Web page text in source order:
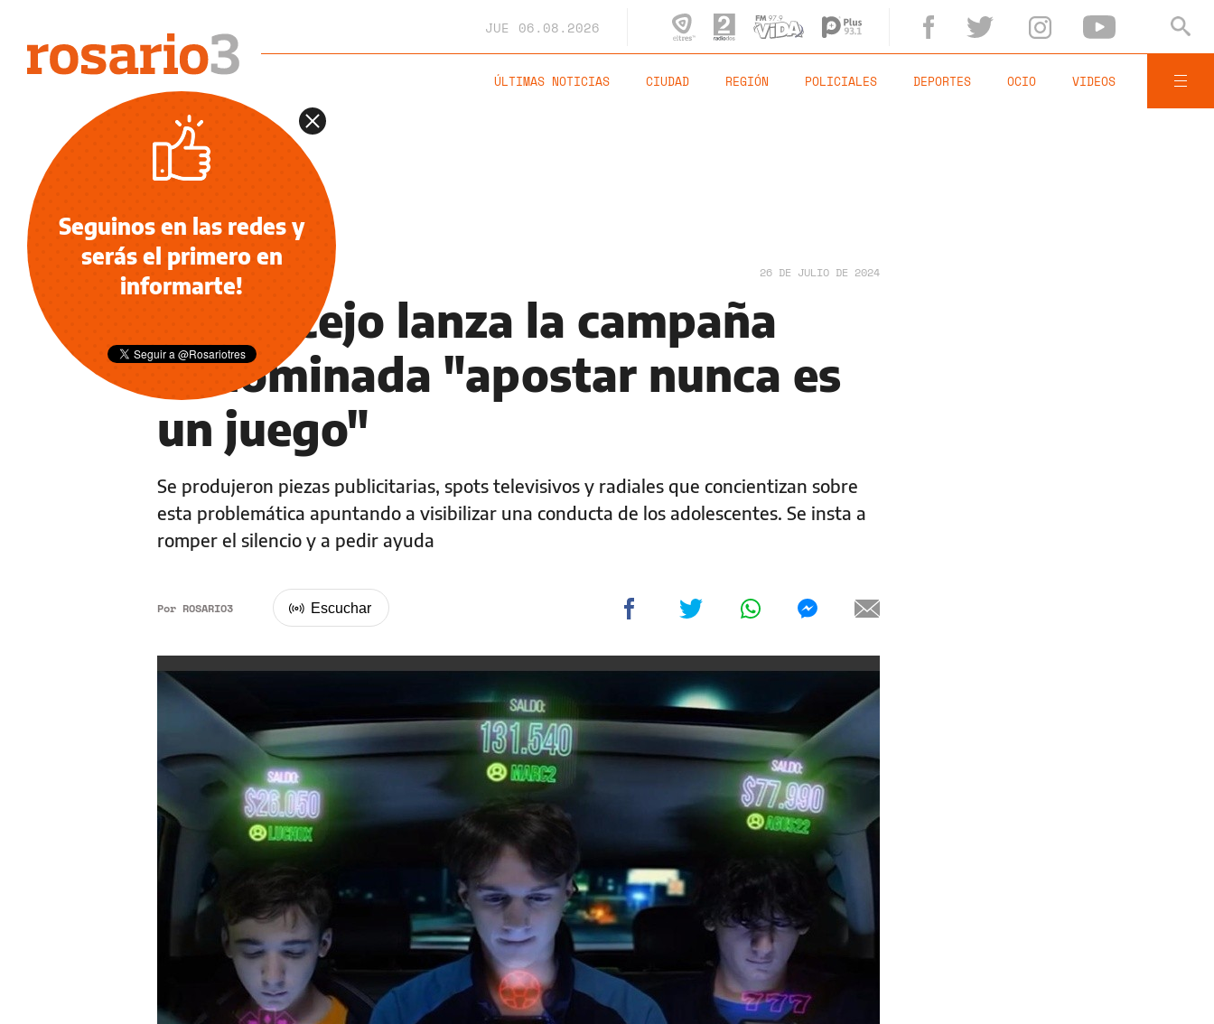
JUE 06.08.2026
ÚLTIMAS NOTICIAS CIUDAD REGIÓN POLICIALES DEPORTES OCIO VIDEOS
INFORMACIÓN GENERAL 26 DE JULIO DE 2024
El Concejo lanza la campaña
denominada "apostar nunca es
un juego"
Se produjeron piezas publicitarias, spots televisivos y radiales que concientizan sobre
esta problemática apuntando a visibilizar una conducta de los adolescentes. Se insta a
romper el silencio y a pedir ayuda
Por ROSARIO3
Seguinos en las redes y
serás el primero en
informarte!